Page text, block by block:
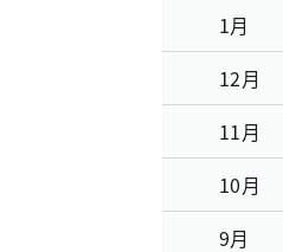
1月
12月
11月
10月
9月